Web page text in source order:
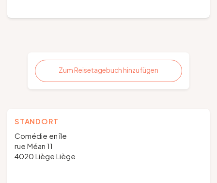
Zum Reisetagebuch hinzufügen
STANDORT
Comédie en île
rue Méan 11
4020 Liège Liège